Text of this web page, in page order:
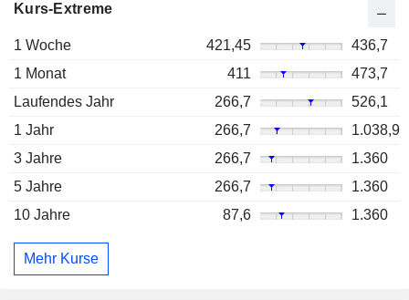
Kurs-Extreme
1 Woche 421,45
436,7
1 Monat
411
473,7
Laufendes Jahr
266,7
526,1
1 Jahr
266,7
1.038,9
3 Jahre
266,7
1.360
5 Jahre
266,7
1.360
10 Jahre
87,6 1.360
Mehr Kurse